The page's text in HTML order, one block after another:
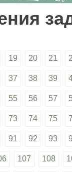
19 20 21
37 38 39
55 56 57
73 74 75
91 92 93
107 108